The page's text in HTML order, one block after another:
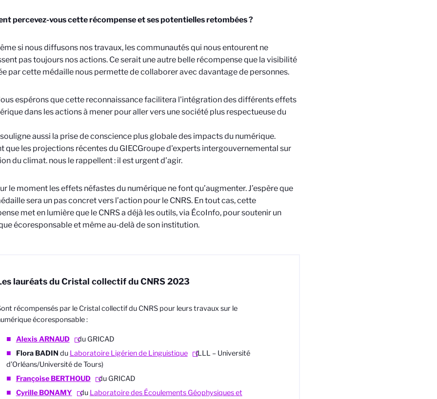
percevez-vous cette récompense et ses potentielles retombées ?
si nous diffusons nos travaux, les communautés qui nous entourent ne
pas toujours nos actions. Ce serait une autre belle récompense que la visibilité
par cette médaille nous permette de collaborer avec davantage de personnes.
espérons que cette reconnaissance facilitera l'intégration des différents effets
dans les actions à mener pour aller vers une société plus respectueuse du
aussi la prise de conscience plus globale des impacts du numérique.
que les projections récentes du GIECGroupe d'experts intergouvernemental sur
du climat.nous le rappellent : il est urgent d’agir.
le moment les effets néfastes du numérique ne font qu’augmenter. J’espère que
sera un pas concret vers l’action pour le CNRS. En tout cas, cette
met en lumière que le CNRS a déjà les outils, via ÉcoInfo, pour soutenir un
écoresponsable et même au-delà de son institution.
lauréats du Cristal collectif du CNRS 2023
récompensés par le Cristal collectif du CNRS pour leurs travaux sur le
écoresponsable :
Alexis ARNAUD
du GRICAD
Flora BADIN du Laboratoire Ligérien de Linguistique
(LLL – Université
d’Orléans/Université de Tours)
Françoise BERTHOUD
du GRICAD
Cyrille BONAMY du Laboratoire des Écoulements Géophysiques et